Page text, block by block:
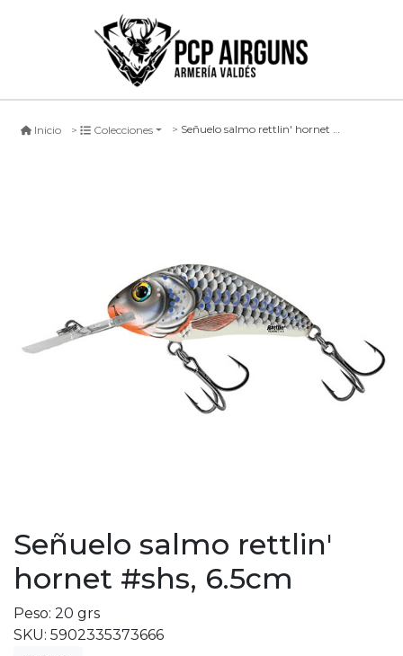
Inicio Colecciones Señuelo salmo rettlin' hornet #shs, 6.5cm
Señuelo salmo rettlin'
hornet #shs, 6.5cm
Peso: 20 grs
SKU: 5902335373666